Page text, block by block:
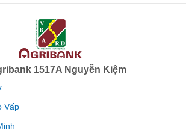
1517A Nguyễn Kiệm
Vấp